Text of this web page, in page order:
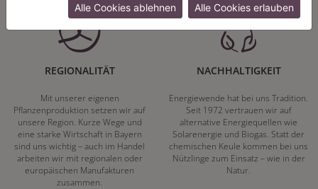
REGIONALITÄT
Mit unserer eigenen
Pflanzenproduktion setzen wir auf
unsere Region. Kurze Wege und
eine starke Wirtschaft in Bayern
sind uns wichtig – auch im Handel
arbeiten wir mit regionalen oder
europäischen Manufakturen
zusammen.
NACHHALTIGKEIT
Energiewende hat bei uns Tradition.
Seit 1972 vertrauen wir auf
alternative Energiequellen wie
Solarenergie und Biogas. Statt der
chemischen Keule kommen bei uns
Nützlinge zum Einsatz – wie in der
Natur.
Alle Cookies ablehnen Alle Cookies erlauben